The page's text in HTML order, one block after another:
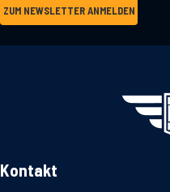
ZUM NEWSLETTER ANMELDEN
Kontakt